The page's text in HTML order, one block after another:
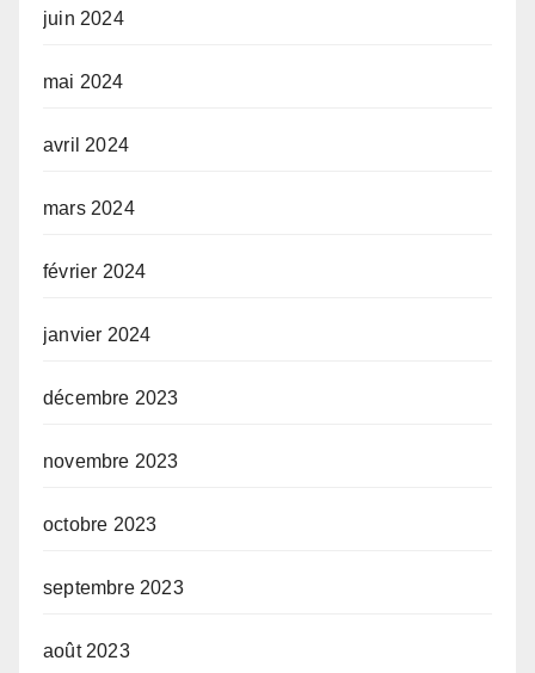
juin 2024
mai 2024
avril 2024
mars 2024
février 2024
janvier 2024
décembre 2023
novembre 2023
octobre 2023
septembre 2023
août 2023